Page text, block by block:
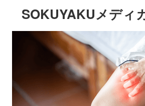
SOKUYAKUメディ